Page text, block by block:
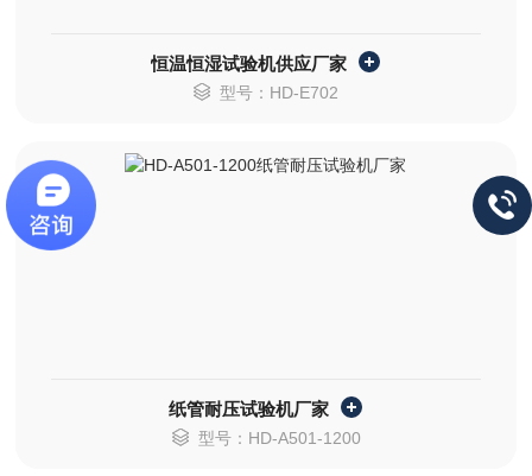
恒温恒湿试验机供应厂家
型号：HD-E702
纸管耐压试验机厂家
型号：HD-A501-1200